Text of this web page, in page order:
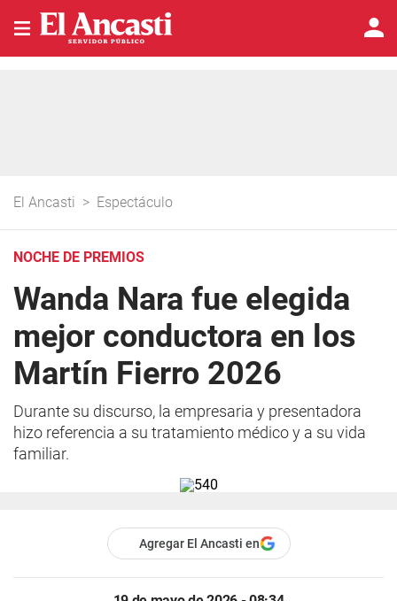
El Ancasti > Espectáculo
NOCHE DE PREMIOS
Wanda Nara fue elegida
mejor conductora en los
Martín Fierro 2026
Durante su discurso, la empresaria y presentadora
hizo referencia a su tratamiento médico y a su vida
familiar.
Agregar El Ancasti en